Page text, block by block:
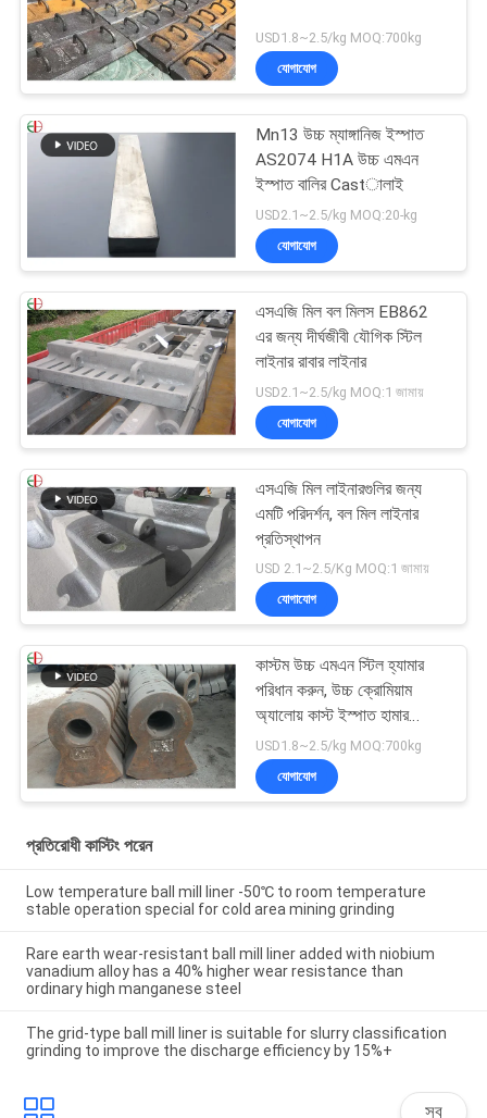
USD1.8~2.5/kg MOQ:700kg
যোগাযোগ
Mn13 উচ্চ ম্যাঙ্গানিজ ইস্পাত
AS2074 H1A উচ্চ এমএন
ইস্পাত বালির Castালাই
USD2.1~2.5/kg MOQ:20-kg
যোগাযোগ
এসএজি মিল বল মিলস EB862
এর জন্য দীর্ঘজীবী যৌগিক স্টিল
লাইনার রাবার লাইনার
USD2.1~2.5/kg MOQ:1 জামায়
যোগাযোগ
এসএজি মিল লাইনারগুলির জন্য
এমটি পরিদর্শন, বল মিল লাইনার
প্রতিস্থাপন
USD 2.1~2.5/Kg MOQ:1 জামায়
যোগাযোগ
কাস্টম উচ্চ এমএন স্টিল হ্যামার
পরিধান করুন, উচ্চ ক্রোমিয়াম
অ্যালোয় কাস্ট ইস্পাত হামার
EB19047
USD1.8~2.5/kg MOQ:700kg
যোগাযোগ
প্রতিরোধী কাস্টিং পরেন
Low temperature ball mill liner -50℃ to room temperature
stable operation special for cold area mining grinding
Rare earth wear-resistant ball mill liner added with niobium
vanadium alloy has a 40% higher wear resistance than
ordinary high manganese steel
The grid-type ball mill liner is suitable for slurry classification
grinding to improve the discharge efficiency by 15%+
সব